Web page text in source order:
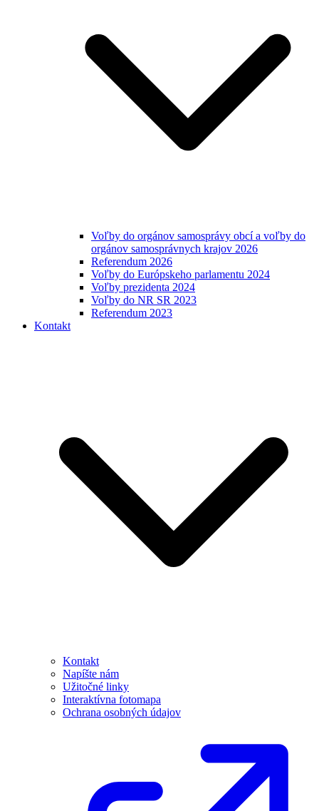
Voľby do orgánov samosprávy obcí a voľby do
orgánov samosprávnych krajov 2026
Referendum 2026
Voľby do Európskeho parlamentu 2024
Voľby prezidenta 2024
Voľby do NR SR 2023
Referendum 2023
Kontakt
Kontakt
Napíšte nám
Užitočné linky
Interaktívna fotomapa
Ochrana osobných údajov